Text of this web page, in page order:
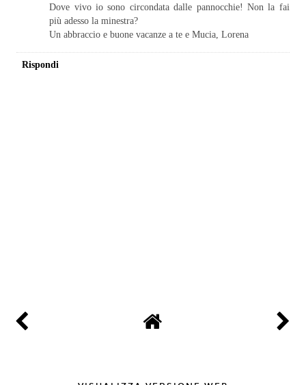
Dove vivo io sono circondata dalle pannocchie! Non la fai
più adesso la minestra?
Un abbraccio e buone vacanze a te e Mucia, Lorena
Rispondi